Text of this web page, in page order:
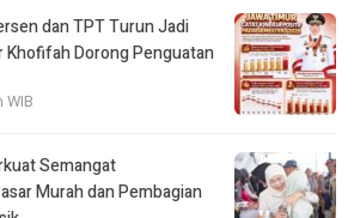
dan TPT Turun Jadi
Khofifah Dorong Penguatan
WIB
Semangat
Murah dan Pembagian